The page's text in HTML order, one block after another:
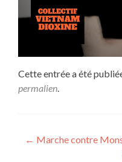
Cette entrée a été
permalien.
← Marche contre